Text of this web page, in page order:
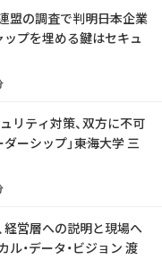
の調査で判明――日本企業
ップを埋める鍵はセキュ
リティ対策、双方に不可
ーシップ」――東海大学 三
経営層への説明と現場へ
ル・データ・ビジョン 渡